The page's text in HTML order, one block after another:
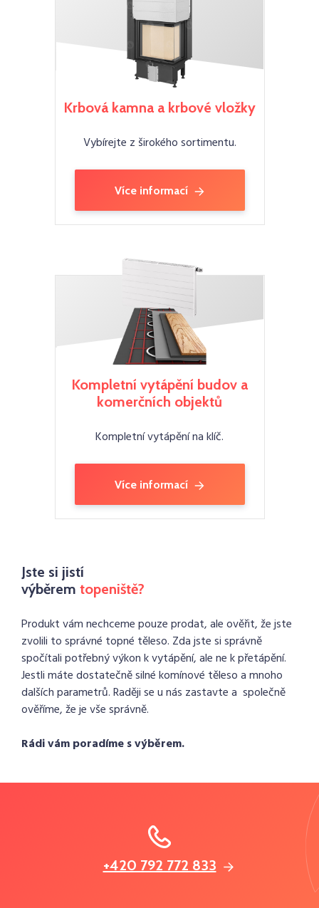
Krbová kamna a krbové vložky
Vybírejte z širokého sortimentu.
Více informací
Kompletní vytápění budov a
komerčních objektů
Kompletní vytápění na klíč.
Více informací
Jste si jistí
výběrem topeniště?
Produkt vám nechceme pouze prodat, ale ověřit, že jste
zvolili to správné topné těleso. Zda jste si správně
spočítali potřebný výkon k vytápění, ale ne k přetápění.
Jestli máte dostatečně silné komínové těleso a mnoho
dalších parametrů. Raději se u nás zastavte a společně
ověříme, že je vše správně.
Rádi vám poradíme s výběrem.
+420 792 772 833